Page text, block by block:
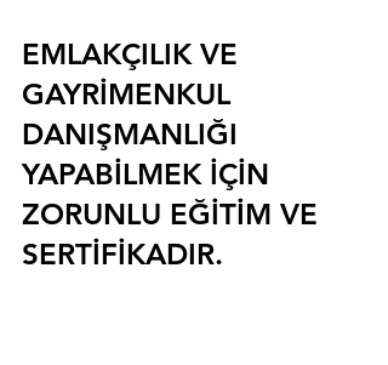
EMLAKÇILIK VE
GAYRİMENKUL
DANIŞMANLIĞI
YAPABİLMEK İÇİN
ZORUNLU EĞİTİM VE
SERTİFİKADIR.